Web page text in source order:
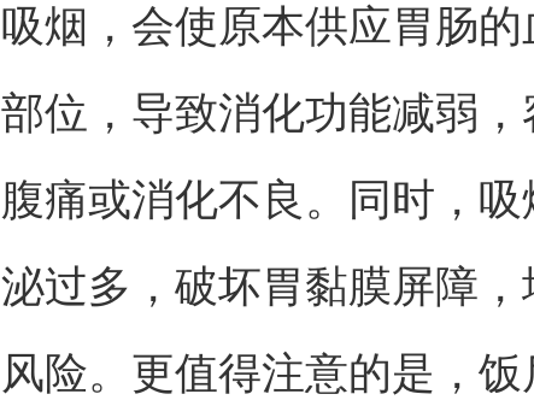
吸烟，会使原本供应胃肠
部位，导致消化功能减弱，
腹痛或消化不良。同时，
泌过多，破坏胃黏膜屏障
风险。更值得注意的是，